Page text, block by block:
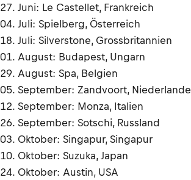
27. Juni: Le Castellet, Frankreich
04. Juli: Spielberg, Österreich
18. Juli: Silverstone, Grossbritannien
01. August: Budapest, Ungarn
29. August: Spa, Belgien
05. September: Zandvoort, Niederlande
12. September: Monza, Italien
26. September: Sotschi, Russland
03. Oktober: Singapur, Singapur
10. Oktober: Suzuka, Japan
24. Oktober: Austin, USA